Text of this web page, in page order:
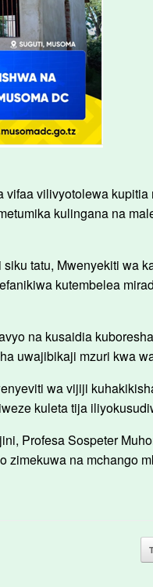
vilivyotolewa kupitia
kulingana na
tatu, Mwenyekiti wa
kutembelea
na kusaidia
uwajibikaji mzuri kwa
wa vijiji
kuleta tija
Profesa Sospeter
zimekuwa na mchango